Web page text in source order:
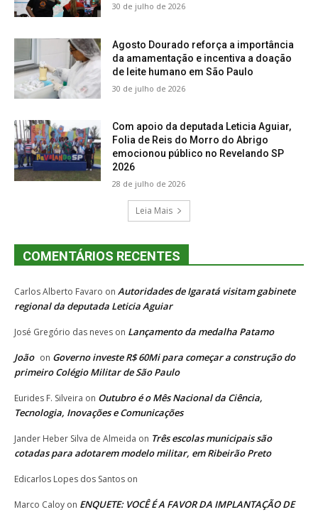
30 de julho de 2026
Agosto Dourado reforça a importância
da amamentação e incentiva a doação
de leite humano em São Paulo
30 de julho de 2026
Com apoio da deputada Leticia Aguiar,
Folia de Reis do Morro do Abrigo
emocionou público no Revelando SP
2026
28 de julho de 2026
Leia Mais
COMENTÁRIOS RECENTES
Carlos Alberto Favaro on Autoridades de Igaratá visitam gabinete
regional da deputada Leticia Aguiar
José Gregório das neves on Lançamento da medalha Patamo
João on Governo investe R$ 60Mi para começar a construção do
primeiro Colégio Militar de São Paulo
Eurides F. Silveira on Outubro é o Mês Nacional da Ciência,
Tecnologia, Inovações e Comunicações
Jander Heber Silva de Almeida on Três escolas municipais são
cotadas para adotarem modelo militar, em Ribeirão Preto
Edicarlos Lopes dos Santos on
Marco Caloy on ENQUETE: VOCÊ É A FAVOR DA IMPLANTAÇÃO DE